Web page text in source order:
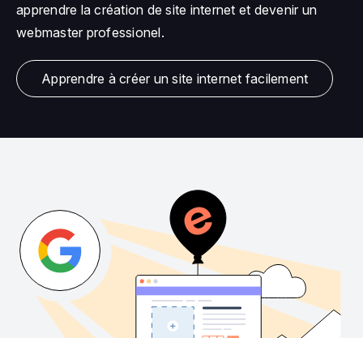
apprendre la création de site internet et devenir un
webmaster professionel.
Apprendre à créer un site internet facilement